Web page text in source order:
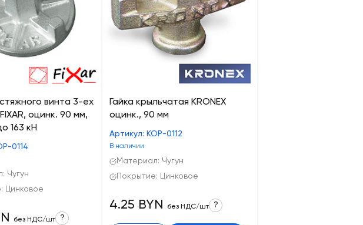
винта 3-ех
оцинк. 90 мм,
163 кН
0114
Чугун
Цинковое
без НДС/шт ?
Гайка крыльчатая KRONEX
оцинк., 90 мм
Артикул: КОР-0112
В наличии
Материал: Чугун
Покрытие: Цинковое
4.25 BYN без НДС/шт ?